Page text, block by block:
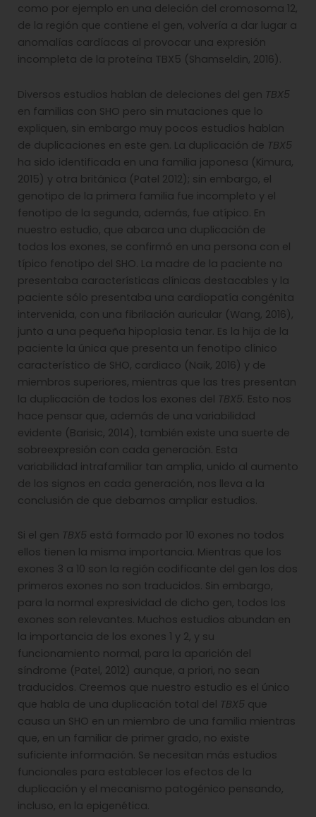
como por ejemplo en una deleción del cromosoma 12,
de la región que contiene el gen, volvería a dar lugar a
anomalías cardíacas al provocar una expresión
incompleta de la proteína TBX5 (Shamseldin, 2016).
Diversos estudios hablan de deleciones del gen TBX5
en familias con SHO pero sin mutaciones que lo
expliquen, sin embargo muy pocos estudios hablan
de duplicaciones en este gen. La duplicación de TBX5
ha sido identificada en una familia japonesa (Kimura,
2015) y otra británica (Patel 2012); sin embargo, el
genotipo de la primera familia fue incompleto y el
fenotipo de la segunda, además, fue atípico. En
nuestro estudio, que abarca una duplicación de
todos los exones, se confirmó en una persona con el
típico fenotipo del SHO. La madre de la paciente no
presentaba características clínicas destacables y la
paciente sólo presentaba una cardiopatía congénita
intervenida, con una fibrilación auricular (Wang, 2016),
junto a una pequeña hipoplasia tenar. Es la hija de la
paciente la única que presenta un fenotipo clínico
característico de SHO, cardiaco (Naik, 2016) y de
miembros superiores, mientras que las tres presentan
la duplicación de todos los exones del TBX5. Esto nos
hace pensar que, además de una variabilidad
evidente (Barisic, 2014), también existe una suerte de
sobreexpresión con cada generación. Esta
variabilidad intrafamiliar tan amplia, unido al aumento
de los signos en cada generación, nos lleva a la
conclusión de que debamos ampliar estudios.
Si el gen TBX5 está formado por 10 exones no todos
ellos tienen la misma importancia. Mientras que los
exones 3 a 10 son la región codificante del gen los dos
primeros exones no son traducidos. Sin embargo,
para la normal expresividad de dicho gen, todos los
exones son relevantes. Muchos estudios abundan en
la importancia de los exones 1 y 2, y su
funcionamiento normal, para la aparición del
síndrome (Patel, 2012) aunque, a priori, no sean
traducidos. Creemos que nuestro estudio es el único
que habla de una duplicación total del TBX5 que
causa un SHO en un miembro de una familia mientras
que, en un familiar de primer grado, no existe
suficiente información. Se necesitan más estudios
funcionales para establecer los efectos de la
duplicación y el mecanismo patogénico pensando,
incluso, en la epigenética.